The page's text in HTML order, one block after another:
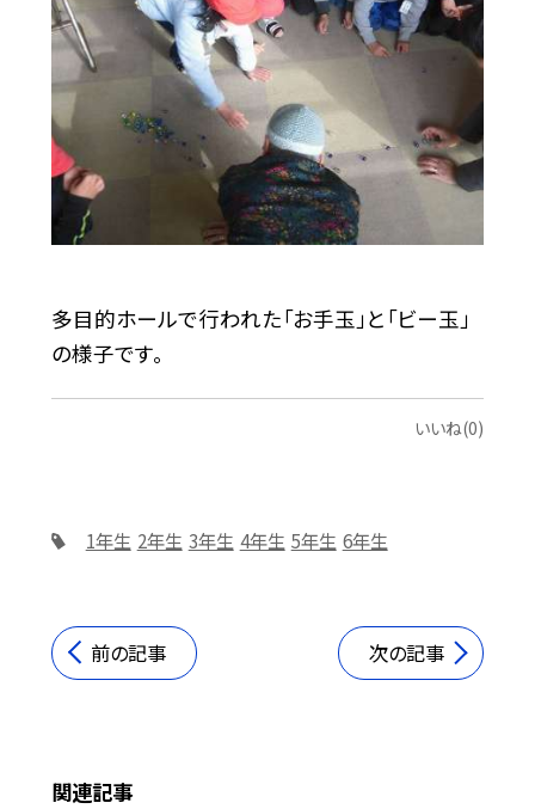
多目的ホールで行われた「お手玉」と「ビー玉」
の様子です。
いいね(0)
1年生 2年生 3年生 4年生 5年生 6年生
前の記事 次の記事
関連記事